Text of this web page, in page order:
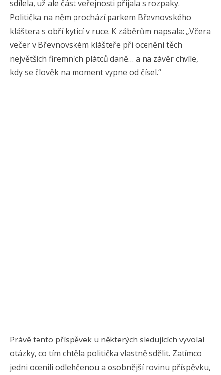
sdílela, už ale část veřejnosti přijala s rozpaky.
Politička na něm prochází parkem Břevnovského
kláštera s obří kyticí v ruce. K záběrům napsala: „Včera
večer v Břevnovském klášteře při ocenění těch
největších firemních plátců daně… a na závěr chvíle,
kdy se člověk na moment vypne od čísel.“
Právě tento příspěvek u některých sledujících vyvolal
otázky, co tím chtěla politička vlastně sdělit. Zatímco
jedni ocenili odlehčenou a osobnější rovinu příspěvku,